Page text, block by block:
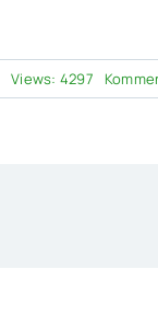
Views: 4297